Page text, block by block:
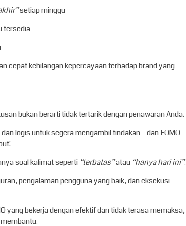
setiap minggu
tersedia
cepat kehilangan kepercayaan terhadap brand yang
bukan berarti tidak tertarik dengan penawaran Anda.
logis untuk segera mengambil tindakan—dan FOMO
soal kalimat seperti “terbatas”atau “hanya hari ini”.
pengalaman pengguna yang baik, dan eksekusi
yang bekerja dengan efektif dan tidak terasa memaksa,